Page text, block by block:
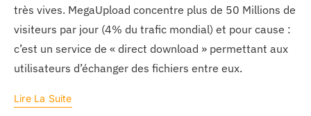
très vives. MegaUpload concentre plus de 50 Millions de
visiteurs par jour (4% du trafic mondial) et pour cause :
c’est un service de « direct download » permettant aux
utilisateurs d’échanger des fichiers entre eux.
Lire La Suite